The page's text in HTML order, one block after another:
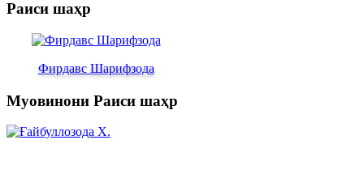
Раиси шаҳр
Фирдавс Шарифзода
Муовинони Раиси шаҳр